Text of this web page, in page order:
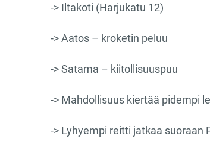
-> Iltakoti (Harjukatu 12)
-> Aatos – kroketin peluu
-> Satama – kiitollisuuspuu
-> Mahdollisuus kiertää pidempi
-> Lyhyempi reitti jatkaa